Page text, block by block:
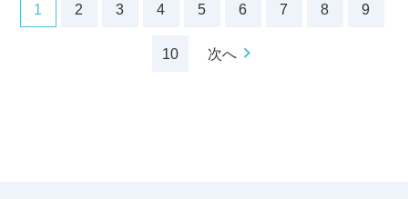
1 2 3 4 5 6 7 8 9
10 次へ